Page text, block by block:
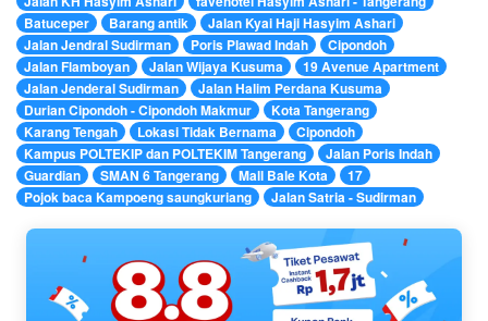
Batuceper
Barang antik
Jalan Kyai Haji Hasyim Ashari
Jalan Jendral Sudirman
Poris Plawad Indah
Cipondoh
Jalan Flamboyan
Jalan Wijaya Kusuma
19 Avenue Apartment
Jalan Jenderal Sudirman
Jalan Halim Perdana Kusuma
Durian Cipondoh - Cipondoh Makmur
Kota Tangerang
Karang Tengah
Lokasi Tidak Bernama
Cipondoh
Kampus POLTEKIP dan POLTEKIM Tangerang
Jalan Poris Indah
Guardian
SMAN 6 Tangerang Mall Bale Kota
17
Pojok baca Kampoeng saungkuriang
Jalan Satria - Sudirman